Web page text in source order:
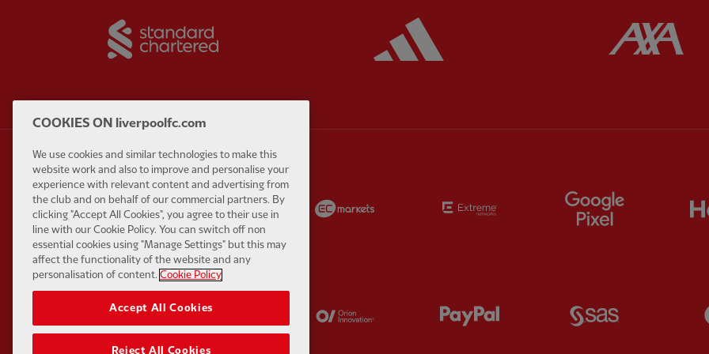
Partner:Carlsberg Partner: EA Sports Extreme Partner:
Partner:Kodansha Orion Partner: Paypal
COOKIES ON liverpoolfc.com
We use cookies and similar technologies to make this
website work and also to improve and personalise your
experience with relevant content and advertising from
the club and on behalf of our commercial partners. By
clicking "Accept All Cookies", you agree to their use in
line with our Cookie Policy. You can switch off non
essential cookies using "Manage Settings" but this may
affect the functionality of the website and any
personalisation of content. Cookie Policy
Accept All Cookies
Reject All Cookies